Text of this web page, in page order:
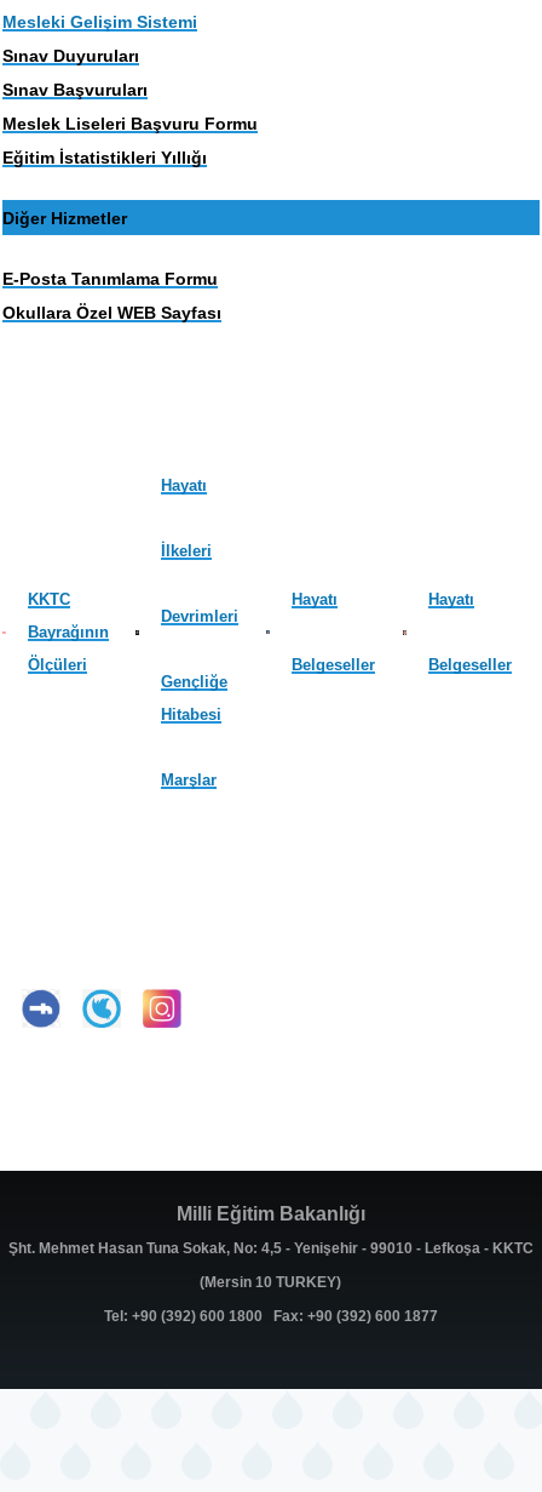
Mesleki Gelişim Sistemi
Sınav Duyuruları
Sınav Başvuruları
Meslek Liseleri Başvuru Formu
Eğitim İstatistikleri Yıllığı
Diğer Hizmetler
E-Posta Tanımlama Formu
Okullara Özel WEB Sayfası
KKTC
Bayrağının
Ölçüleri
Hayatı
İlkeleri
Devrimleri
Gençliğe
Hitabesi
Marşlar
Hayatı
Belgeseller
Hayatı
Belgeseller
Milli Eğitim Bakanlığı
Şht. Mehmet Hasan Tuna Sokak, No: 4,5 - Yenişehir - 99010 - Lefkoşa - KKTC
(Mersin 10 TURKEY)
Tel: +90 (392) 600 1800 Fax: +90 (392) 600 1877